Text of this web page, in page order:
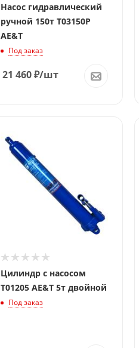
Насос гидравлический
ручной 150т T03150P
AE&T
Под заказ
21 460₽/шт
Цилиндр с насосом
T01205 AE&T 5т двойной
Под заказ